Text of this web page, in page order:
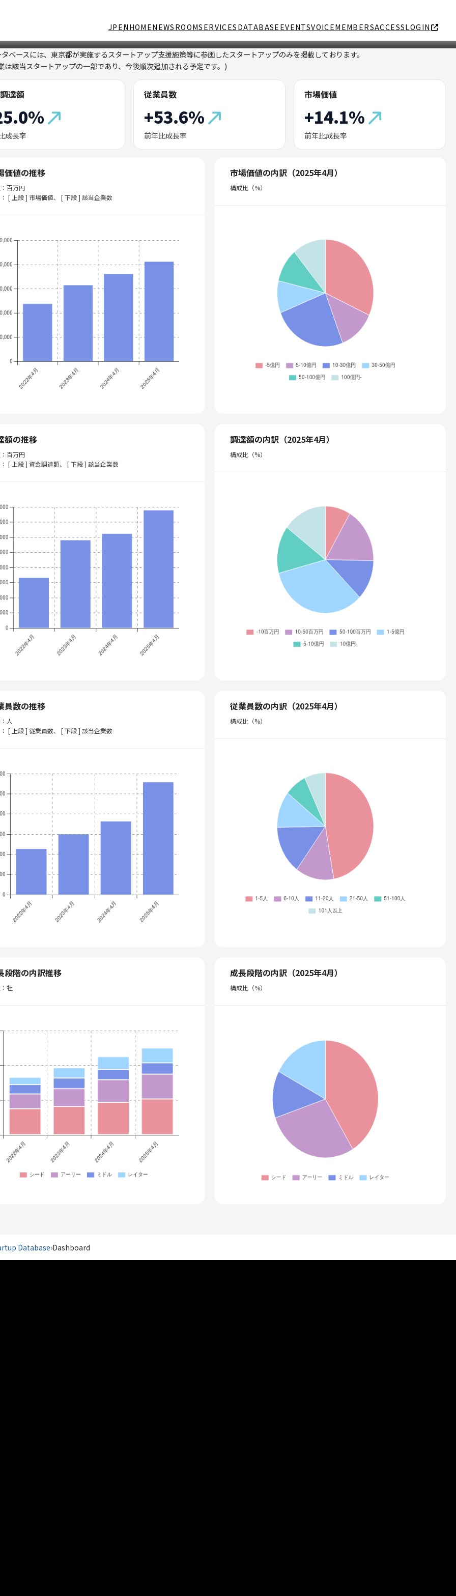
JP EN HOMENEWSROOMSERVICES DATABASE EVENTSVOICEMEMBERSACCESSLOGIN
ベースには、東京都が実施するスタートアップ支援施策等に参画したスタートアップのみを掲載しております。
は該当スタートアップの一部であり、今後順次追加される予定です。)
達額
成長率
従業員数
+53.6%
前年比成長率
市場価値
+14.1%
前年比成長率
価値の推移
百万円
[ 上段 ] 市場価値、 [ 下段 ] 該当企業数
市場価値の内訳（2025年4月）
構成比（%）
額の推移
百万円
[ 上段 ] 資金調達額、 [ 下段 ] 該当企業数
調達額の内訳（2025年4月）
構成比（%）
員数の推移
人
[ 上段 ] 従業員数、 [ 下段 ] 該当企業数
従業員数の内訳（2025年4月）
構成比（%）
段階の内訳推移
社
成長段階の内訳（2025年4月）
構成比（%）
Database›Dashboard